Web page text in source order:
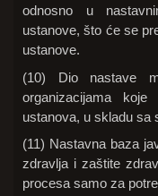
odnosno u
ustanove, što će se
ustanove.
(10) Dio nastave
organizacijama
ustanova, u skladu sa
(11) Nastavna baza
zdravlja i zaštite
procesa samo za